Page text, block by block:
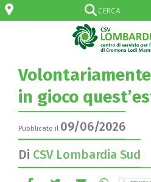
in gioco
Pubblicato il 09/06/2026
Di CSV Lombardia Sud